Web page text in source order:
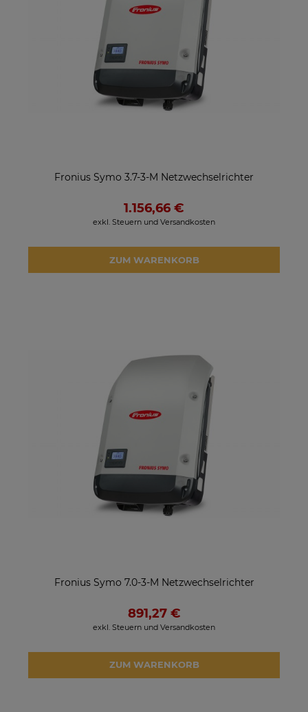
Fronius Symo 3.7-3-M Netzwechselrichter
1.156,66 €
exkl. Steuern und Versandkosten
ZUM WARENKORB
Fronius Symo 7.0-3-M Netzwechselrichter
891,27 €
exkl. Steuern und Versandkosten
ZUM WARENKORB